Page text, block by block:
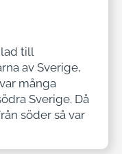
till
av Sverige,
många
Sverige. Då
söder så var